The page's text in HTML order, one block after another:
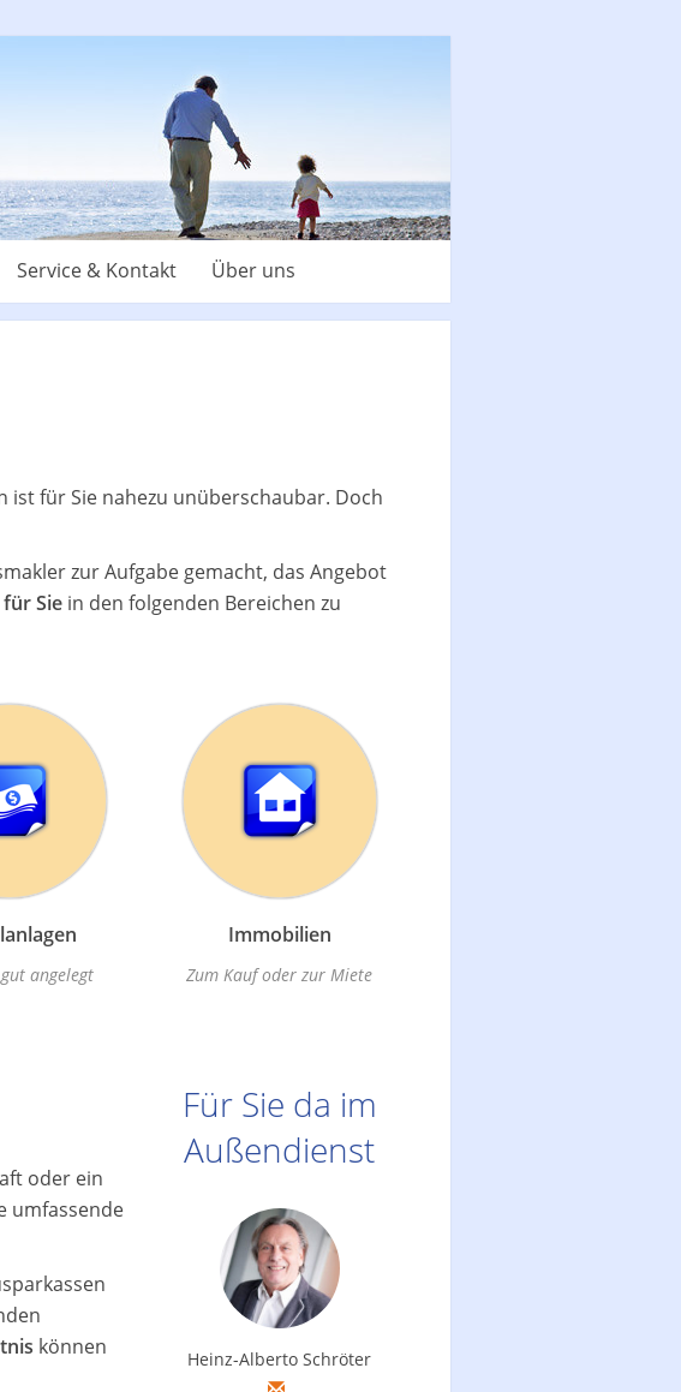
Service & Kontakt Über uns
für Sie nahezu unüberschaubar. Doch
zur Aufgabe gemacht, das Angebot
Sie in den folgenden Bereichen zu
angelegt
Immobilien
Zum Kauf oder zur Miete
oder ein
umfassende
können
Für Sie da im
Außendienst
Heinz-Alberto Schröter